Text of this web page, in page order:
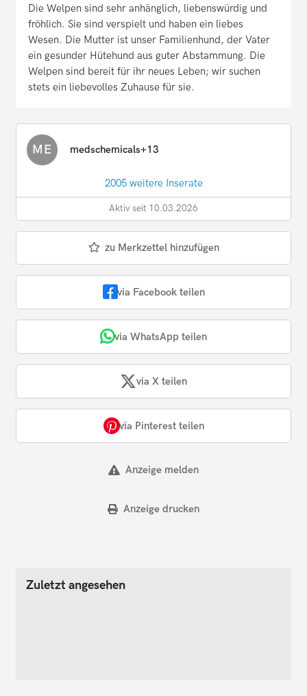
Die Welpen sind sehr anhänglich, liebenswürdig und
fröhlich. Sie sind verspielt und haben ein liebes
Wesen. Die Mutter ist unser Familienhund, der Vater
ein gesunder Hütehund aus guter Abstammung. Die
Welpen sind bereit für ihr neues Leben; wir suchen
stets ein liebevolles Zuhause für sie.
ME medschemicals+13
2005 weitere Inserate
Aktiv seit 10.03.2026
zu Merkzettel hinzufügen
via Facebook teilen
via WhatsApp teilen
via X teilen
via Pinterest teilen
Anzeige melden
Anzeige drucken
Zuletzt angesehen